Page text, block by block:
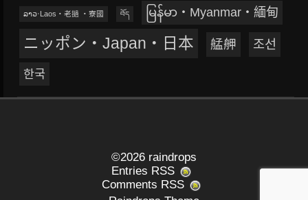
ລາວ‧Laos‧老撾 ‧寮國 བོད မြန်မာ‧Myanmar‧緬甸
ニッポン‧Japan‧日本 艋舺 조선
한국
©2026 raindrops
Entries RSS
Comments RSS